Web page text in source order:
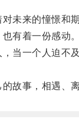
未来的憧憬和期
有着一份感动。
一个人迫不及
事，相遇、离